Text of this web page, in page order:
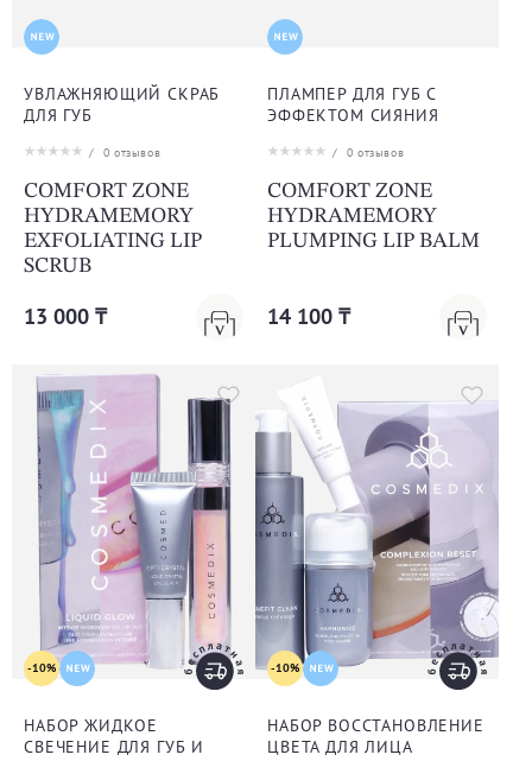
УВЛАЖНЯЮЩИЙ СКРАБ
ДЛЯ ГУБ
/ 0 отзывов
COMFORT ZONE
HYDRAMEMORY
EXFOLIATING LIP
SCRUB
13 000 ₸
ПЛАМПЕР ДЛЯ ГУБ С
ЭФФЕКТОМ СИЯНИЯ
/ 0 отзывов
COMFORT ZONE
HYDRAMEMORY
PLUMPING LIP BALM
14 100 ₸
-10%
НАБОР ЖИДКОЕ
СВЕЧЕНИЕ ДЛЯ ГУБ И
-10%
НАБОР ВОССТАНОВЛЕНИЕ
ЦВЕТА ДЛЯ ЛИЦА